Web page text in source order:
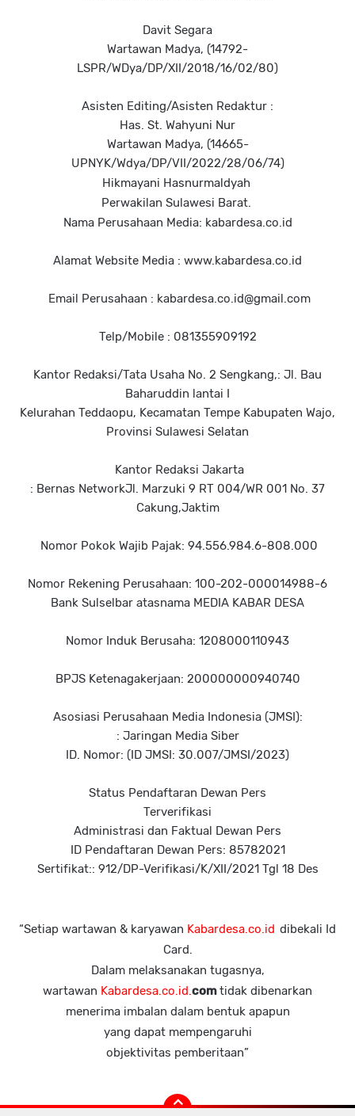
Davit Segara
Wartawan Madya, (14792-
LSPR/WDya/DP/XII/2018/16/02/80)
Asisten Editing/Asisten Redaktur :
Has. St. Wahyuni Nur
Wartawan Madya, (14665-
UPNYK/Wdya/DP/VII/2022/28/06/74)
Hikmayani Hasnurmaldyah
Perwakilan Sulawesi Barat.
Nama Perusahaan Media: kabardesa.co.id
Alamat Website Media : www.kabardesa.co.id
Email Perusahaan : kabardesa.co.id@gmail.com
Telp/Mobile : 081355909192
Kantor Redaksi/Tata Usaha No. 2 Sengkang,: Jl. Bau
Baharuddin lantai I
Kelurahan Teddaopu, Kecamatan Tempe Kabupaten Wajo,
Provinsi Sulawesi Selatan
Kantor Redaksi Jakarta
: Bernas NetworkJl. Marzuki 9 RT 004/WR 001 No. 37
Cakung,Jaktim
Nomor Pokok Wajib Pajak: 94.556.984.6-808.000
Nomor Rekening Perusahaan: 100-202-000014988-6
Bank Sulselbar atasnama MEDIA KABAR DESA
Nomor Induk Berusaha: 1208000110943
BPJS Ketenagakerjaan: 200000000940740
Asosiasi Perusahaan Media Indonesia (JMSI):
: Jaringan Media Siber
ID. Nomor: (ID JMSI: 30.007/JMSI/2023)
Status Pendaftaran Dewan Pers
Terverifikasi
Administrasi dan Faktual Dewan Pers
ID Pendaftaran Dewan Pers: 85782021
Sertifikat:: 912/DP-Verifikasi/K/XII/2021 Tgl 18 Des
“Setiap wartawan & karyawan Kabardesa.co.id dibekali Id
Card.
Dalam melaksanakan tugasnya,
wartawan Kabardesa.co.id.comtidak dibenarkan
menerima imbalan dalam bentuk apapun
yang dapat mempengaruhi
objektivitas pemberitaan”